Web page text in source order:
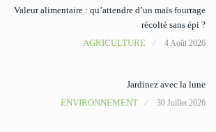
Valeur alimentaire : qu’attendre d’un maïs fourrage
récolté sans épi ?
AGRICULTURE
4 Août 2026
Jardinez avec la lune
ENVIRONNEMENT
30 Juillet 2026